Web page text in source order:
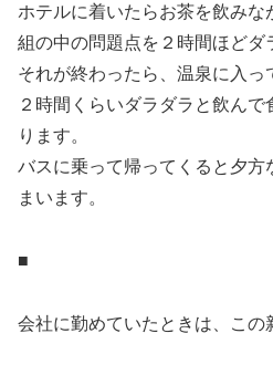
ホテルに着いたらお茶を飲みな
組の中の問題点を２時間ほどダ
それが終わったら、温泉に入っ
２時間くらいダラダラと飲ん
ります。
バスに乗って帰ってくると夕方
まいます。
■
会社に勤めていたときは、この